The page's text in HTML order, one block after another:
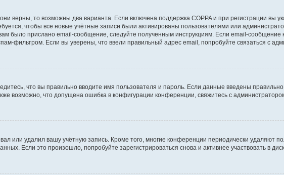
верны, то возможны два варианта. Если включена поддержка COPPA и при регистрации вы
чтобы все новые учётные записи были активированы пользователями или
было прислано email-сообщение, следуйте полученным инструкциям. Если email-сообщение
фильтром. Если вы уверены, что ввели правильный адрес email, попробуйте связаться с
что вы правильно вводите имя пользователя и пароль. Если данные введены
возможно, что допущена ошибка в конфигурации конференции, свяжитесь с
или удалил вашу учётную запись. Кроме того, многие конференции периодически удаляют
Если это произошло, попробуйте зарегистрироваться снова и активнее участвовать в